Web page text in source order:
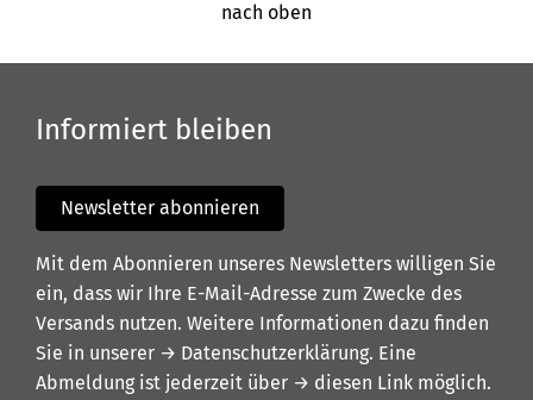
nach oben
Informiert bleiben
Newsletter abonnieren
Mit dem Abonnieren unseres Newsletters willigen Sie
ein, dass wir Ihre E-Mail-Adresse zum Zwecke des
Versands nutzen. Weitere Informationen dazu finden
Sie in unserer → Datenschutzerklärung. Eine
Abmeldung ist jederzeit über → diesen Link möglich.